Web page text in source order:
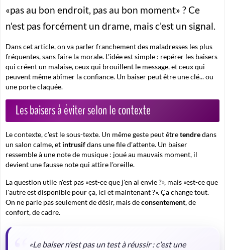
«pas au bon endroit, pas au bon moment» ? Ce
n'est pas forcément un drame, mais c'est un signal.
Dans cet article, on va parler franchement des maladresses les plus
fréquentes, sans faire la morale. L'idée est simple : repérer les baisers
qui créent un malaise, ceux qui brouillent le message, et ceux qui
peuvent même abîmer la confiance. Un baiser peut être une clé... ou
une porte claquée.
Les baisers à éviter selon le contexte
Le contexte, c'est le sous-texte. Un même geste peut êtretendredans
un salon calme, et intrusifdans une file d'attente. Un baiser
ressemble à une note de musique : joué au mauvais moment, il
devient une fausse note qui attire l'oreille.
La question utile n'est pas «est-ce que j'en ai envie ?», mais «est-ce que
l'autre est disponible pour ça, ici et maintenant ?».Ça change tout.
On ne parle pas seulement de désir, mais deconsentement, de
confort, de cadre.
«Le baiser n'est pas un test à réussir : c'est une